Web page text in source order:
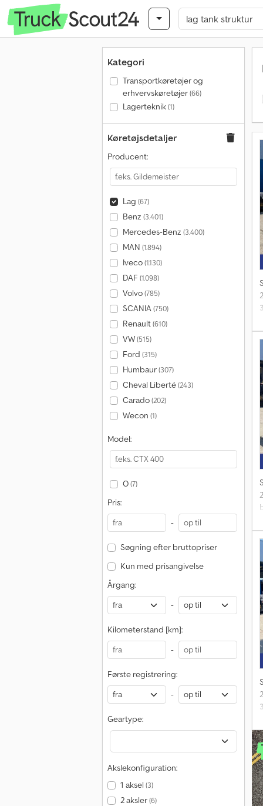
Kategori
Transportkøretøjer og
erhvervskøretøjer(66)
Lagerteknik(1)
Køretøjsdetaljer
Producent:
Lag (67)
Benz (3.401)
Mercedes-Benz (3.400)
MAN (1.894)
Iveco(1.130)
DAF (1.098)
Volvo(785)
SCANIA(750)
Renault(610)
VW(515)
Ford (315)
Humbaur(307)
Cheval Liberté(243)
Carado(202)
Wecon (1)
Model:
O(7)
Pris:
-
Søgning efter bruttopriser
Kun med prisangivelse
Årgang:
-
Kilometerstand [km]:
-
Første registrering:
-
Geartype:
Akslekonfiguration:
1 aksel (3)
2 aksler(6)